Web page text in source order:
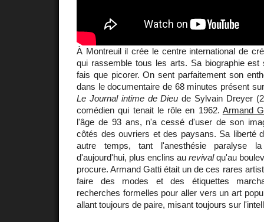
À Montreuil il crée le centre international de
qui rassemble tous les arts. Sa biographie est
fais que picorer. On sent parfaitement son
dans le documentaire de 68 minutes présent
Le Journal intime de Dieu de Sylvain Dreyer
comédien qui tenait le rôle en 1962. Armand
l'âge de 93 ans, n'a cessé d'user de son
côtés des ouvriers et des paysans. Sa liberté
autre temps, tant l'anesthésie paralyse
d'aujourd'hui, plus enclins au revivalqu'au
procure. Armand Gatti était un de ces rares
faire des modes et des étiquettes
recherches formelles pour aller vers un art
allant toujours de paire, misant toujours sur